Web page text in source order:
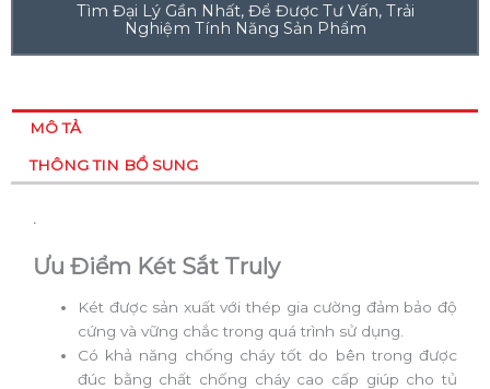
Tìm Đại Lý Gần Nhất, Để Được Tư Vấn, Trải
Nghiệm Tính Năng Sản Phẩm
MÔ TẢ
THÔNG TIN BỔ SUNG
.
Ưu Điểm Két Sắt Truly
Két được sản xuất với thép gia cường đảm bảo độ
cứng và vững chắc trong quá trình sử dụng.
Có khả năng chống cháy tốt do bên trong được
đúc bằng chất chống cháy cao cấp giúp cho tủ